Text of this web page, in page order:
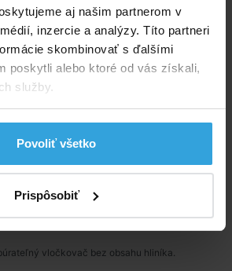
aj našim partnerom v
inzercie a analýzy. Títo partneri
skombinovať s ďalšími
poskytli alebo ktoré od vás získali,
služby.
Povoliť všetko
Prispôsobiť
vločkovač bez obsahu hliníka.